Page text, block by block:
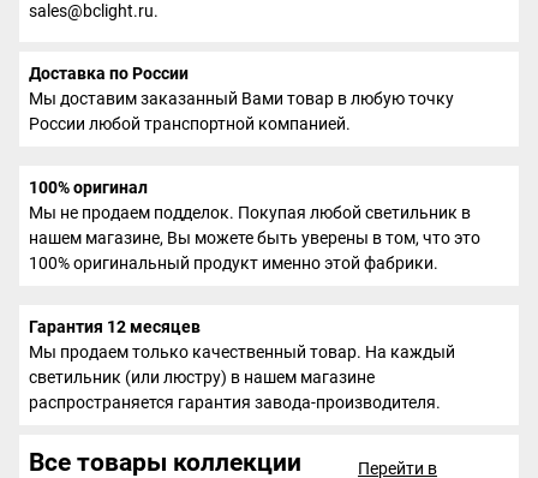
sales@bclight.ru.
Доставка по России
Мы доставим заказанный Вами товар в любую точку
России любой транспортной компанией.
100% оригинал
Мы не продаем подделок. Покупая любой светильник в
нашем магазине, Вы можете быть уверены в том, что это
100% оригинальный продукт именно этой фабрики.
Гарантия 12 месяцев
Мы продаем только качественный товар. На каждый
светильник (или люстру) в нашем магазине
распространяется гарантия завода-производителя.
Все товары коллекции Перейти в